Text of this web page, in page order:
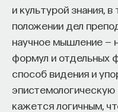
и культурой знания,
положении дел
научное мышление —
формул и отдельных
способ видения и
эпистемологическую
кажется логичным,